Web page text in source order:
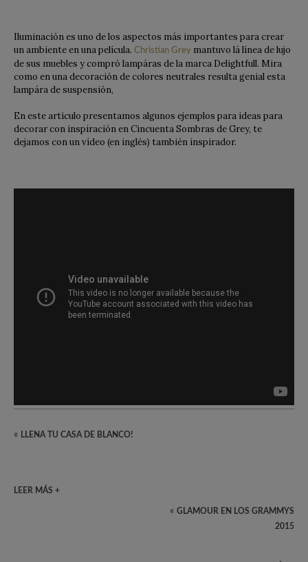
Iluminación es uno de los aspectos más importantes para crear
un ambiente en una película. Christian Grey mantuvo lá línea de lujo
de sus muebles y compró lampáras de la marca Delightfull. Mira
como en una decoración de colores neutrales resulta genial esta
lampára de suspensión,
En este artículo presentamos algunos ejemplos para ideas para
decorar con inspiración en Cincuenta Sombras de Grey, te
dejamos con un vídeo (en inglés) también inspirador.
« LLENA TU CASA DE BLANCO!
LEER MÁS +
« GLAMOUR EN LOS GRAMMYS
2015